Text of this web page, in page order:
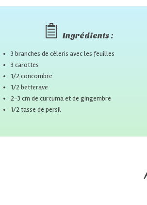
Ingrédients :
3 branches de céleris avec les feuilles
3 carottes
1/2 concombre
1/2 betterave
2-3 cm de curcuma et de gingembre
1/2 tasse de persil